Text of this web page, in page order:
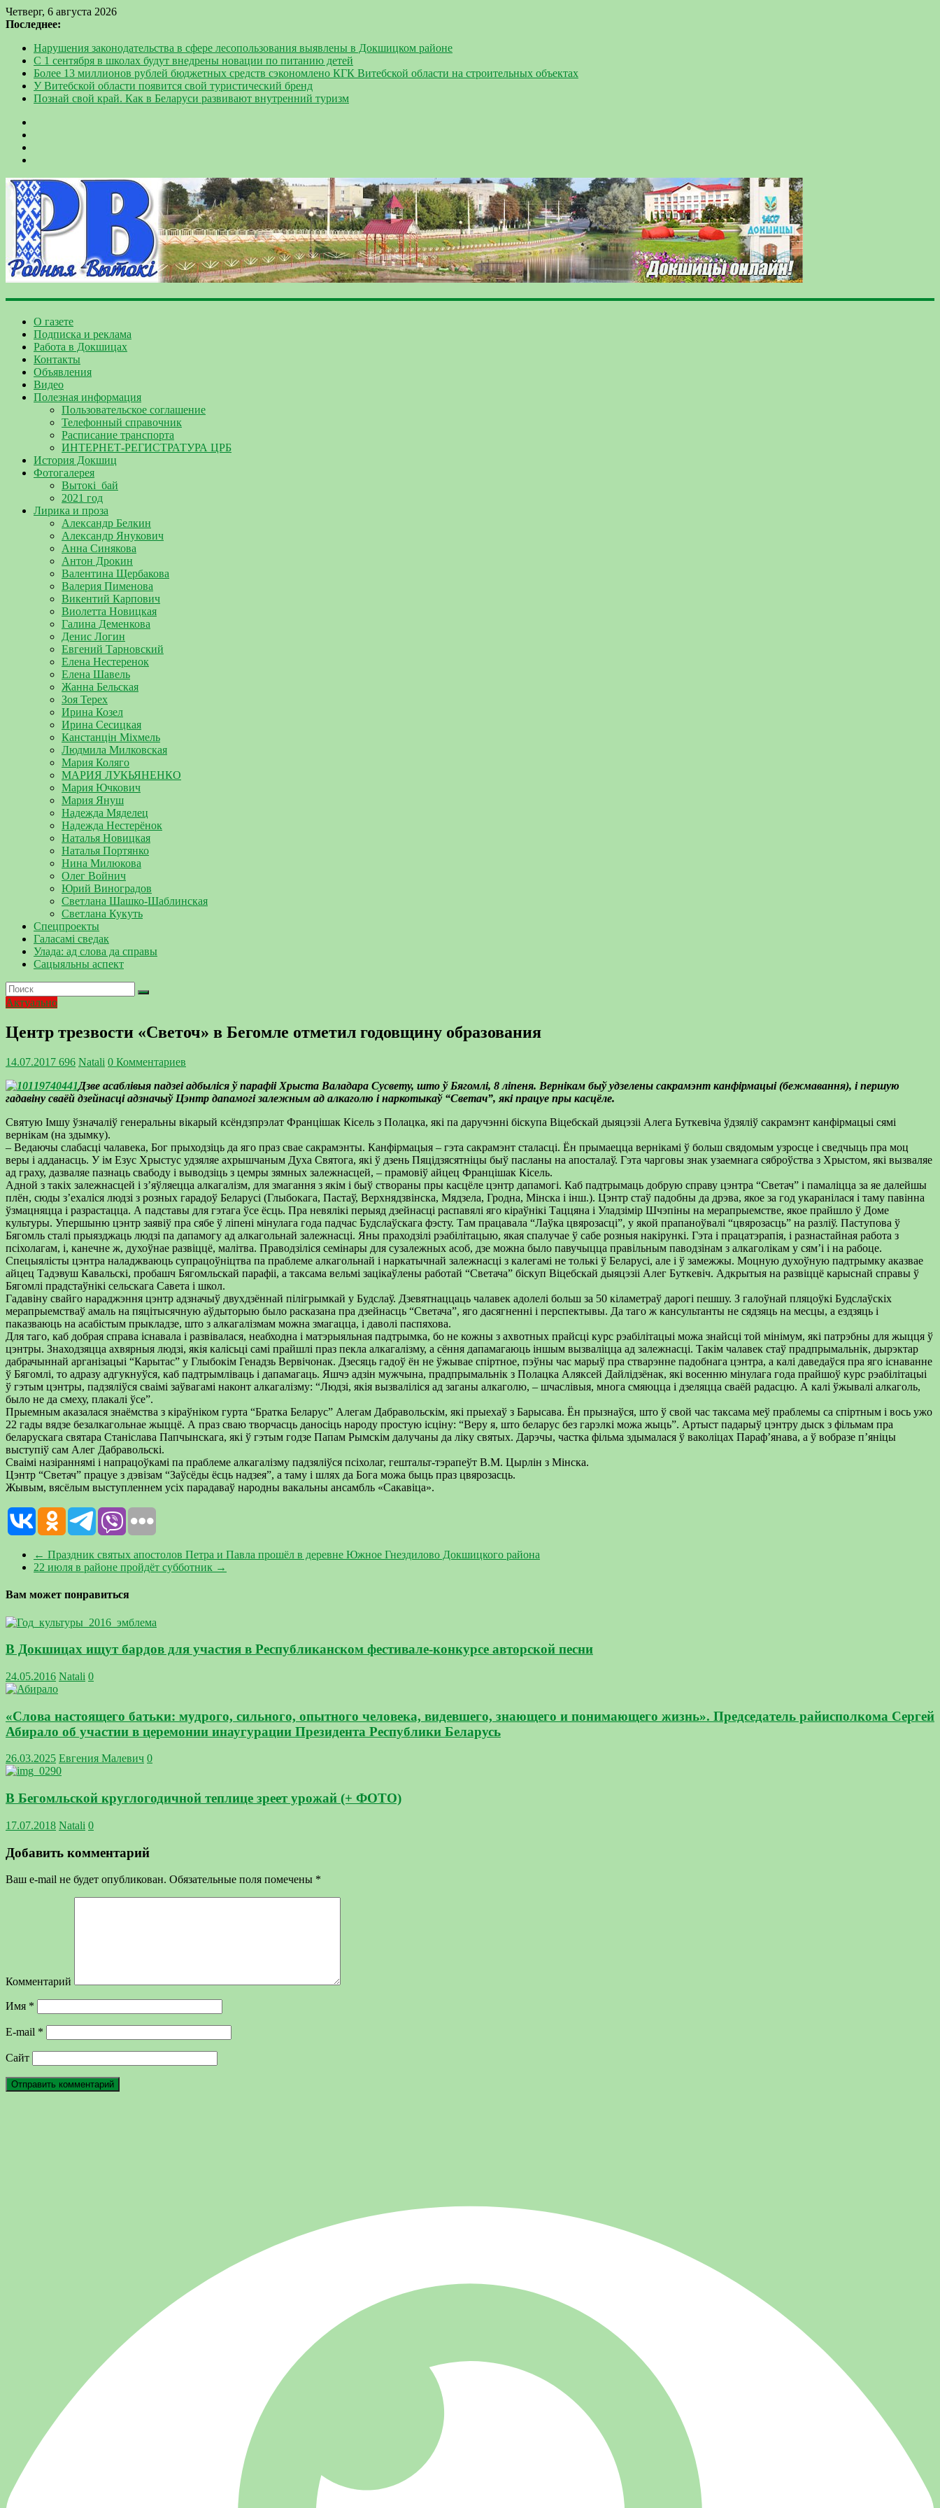
Четверг, 6 августа 2026
Последнее:
Нарушения законодательства в сфере лесопользования выявлены в Докшицком районе
С 1 сентября в школах будут внедрены новации по питанию детей
Более 13 миллионов рублей бюджетных средств сэкономлено КГК Витебской области на строительных объектах
У Витебской области появится свой туристический бренд
Познай свой край. Как в Беларуси развивают внутренний туризм
О газете
Подписка и реклама
Работа в Докшицах
Контакты
Объявления
Видео
Полезная информация
Пользовательское соглашение
Телефонный справочник
Расписание транспорта
ИНТЕРНЕТ-РЕГИСТРАТУРА ЦРБ
История Докшиц
Фотогалерея
Вытокі_бай
2021 год
Лирика и проза
Александр Белкин
Александр Янукович
Анна Синякова
Антон Дрокин
Валентина Щербакова
Валерия Пименова
Викентий Карпович
Виолетта Новицкая
Галина Деменкова
Денис Логин
Евгений Тарновский
Елена Нестеренок
Елена Шавель
Жанна Бельская
Зоя Терех
Ирина Козел
Ирина Сесицкая
Канстанцін Міхмель
Людмила Милковская
Мария Коляго
МАРИЯ ЛУКЬЯНЕНКО
Мария Ючкович
Мария Януш
Надежда Мяделец
Надежда Нестерёнок
Наталья Новицкая
Наталья Портянко
Нина Милюкова
Олег Войнич
Юрий Виноградов
Светлана Шашко-Шаблинская
Светлана Кукуть
Спецпроекты
Галасамі сведак
Улада: ад слова да справы
Сацыяльны аспект
Актуально
Центр трезвости «Светоч» в Бегомле отметил годовщину образования
14.07.2017 696 Natali 0 Комментариев
Дзве асаблівыя падзеі адбыліся ў парафіі Хрыста Валадара Сусвету, што ў Бягомлі, 8 ліпеня. Вернікам быў удзелены сакрамэнт канфірмацыі (бежмавання), і першую
гадавіну сваёй дзейнасці адзначыў Цэнтр дапамогі залежным ад алкаголю і наркотыкаў “Светач”, які працуе пры касцёле.
Святую Імшу ўзначаліў генеральны вікарый ксёндз­прэлат Францішак Кісель з Полацка, які па даручэнні біскупа Віцебскай дыяцэзіі Алега Буткевіча ўдзяліў сакрамэнт канфірмацыі сямі
вернікам (на здымку).
– Ведаючы слабасці чалавека, Бог прыходзіць да яго праз свае сакрамэнты. Канфірмацыя – гэта сакрамэнт сталасці. Ён прымаецца вернікамі ў больш свядомым узросце і сведчыць пра моц
веры і адданасць. У ім Езус Хрыстус удзяляе ахрышчаным Духа Святога, які ў дзень Пяцідзясятніцы быў пасланы на апосталаў. Гэта чарговы знак узаемнага сяброўства з Хрыстом, які вызваляе
ад граху, дазваляе пазнаць свабоду і выводзіць з цемры зямных залежнасцей, – прамовіў айцец Францішак Кісель.
Адной з такіх залежнасцей і з’яўляецца алкагалізм, для змагання з якім і быў створаны пры касцёле цэнтр дапамогі. Каб падтрымаць добрую справу цэнтра “Светач” і памаліцца за яе далейшы
плён, сюды з’ехаліся людзі з розных гарадоў Беларусі (Глыбокага, Пастаў, Верхнядзвінска, Мядзела, Гродна, Мінска і інш.). Цэнтр стаў падобны да дрэва, якое за год укаранілася і таму павінна
ўзмацняцца і разрастацца. А падставы для гэтага ўсе ёсць. Пра невялікі перыяд дзейнасці распавялі яго кіраўнікі Таццяна і Уладзімір Шчэпіны на мерапрыемстве, якое прайшло ў Доме
культуры. Упершыню цэнтр заявіў пра сябе ў ліпені мінулага года падчас Будслаўскага фэсту. Там працавала “Лаўка цвярозасці”, у якой прапаноўвалі “цвярозасць” на разліў. Паступова ў
Бягомль сталі прыязджаць людзі па дапамогу ад алкагольнай залежнасці. Яны праходзілі рэабілітацыю, якая спалучае ў сабе розныя накірункі. Гэта і працатэрапія, і разнастайная работа з
псіхолагам, і, канечне ж, духоўнае развіццё, малітва. Праводзіліся семінары для сузалежных асоб, дзе можна было павучыцца правільным паводзінам з алкаголікам у сям’і і на рабоце.
Спецыялісты цэнтра наладжваюць супрацоўніцтва па праблеме алкагольнай і наркатычнай залежнасці з калегамі не толькі ў Беларусі, але і ў замежжы. Моцную духоўную падтрымку аказвае
айцец Тадэвуш Кавальскі, пробашч Бягомльскай парафіі, а таксама вельмі зацікаўлены работай “Светача” біскуп Віцебскай дыяцэзіі Алег Буткевіч. Адкрытыя на развіццё карыснай справы ў
Бягомлі прадстаўнікі сельскага Савета і школ.
Гадавіну свайго нараджэння цэнтр адзначыў двухдзённай пілігрымкай у Будслаў. Дзевятнаццаць чалавек адолелі больш за 50 кіламетраў дарогі пешшу. З галоўнай пляцоўкі Будслаўскіх
мерапрыемстваў амаль на пяцітысячную аўдыторыю было расказана пра дзейнасць “Светача”, яго дасягненні і перспектывы. Да таго ж кансультанты не сядзяць на месцы, а ездзяць і
паказваюць на асабістым прыкладзе, што з алкагалізмам можна змагацца, і даволі паспяхова.
Для таго, каб добрая справа існавала і развівалася, неабходна і матэрыяльная падтрымка, бо не кожны з ахвотных прайсці курс рэабілітацыі можа знайсці той мінімум, які патрэбны для жыцця ў
цэнтры. Знаходзяцца ахвярныя людзі, якія калісьці самі прайшлі праз пекла алкагалізму, а сёння дапамагаюць іншым вызваліцца ад залежнасці. Такім чалавек стаў прадпрымальнік, дырэктар
дабрачыннай арганізацыі “Карытас” у Глыбокім Генадзь Вервічонак. Дзесяць гадоў ён не ўжывае спіртное, пэўны час марыў пра стварэнне падобнага цэнтра, а калі даведаўся пра яго існаванне
ў Бягомлі, то адразу адгукнуўся, каб падтрымліваць і дапамагаць. Яшчэ адзін мужчына, прадпрымальнік з Полацка Аляксей Дайлідзёнак, які восенню мінулага года прайшоў курс рэабілітацыі
ў гэтым цэнтры, падзяліўся сваімі заўвагамі наконт алкагалізму: “Людзі, якія вызваліліся ад заганы алкаголю, – шчаслівыя, многа смяюцца і дзеляцца сваёй радасцю. А калі ўжывалі алкаголь,
было не да смеху, плакалі ўсе”.
Прыемным аказалася знаёмства з кіраўніком гурта “Братка Беларус” Алегам Дабравольскім, які прыехаў з Барысава. Ён прызнаўся, што ў свой час таксама меў праблемы са спіртным і вось ужо
22 гады вядзе безалкагольнае жыццё. А праз сваю творчасць даносіць народу простую ісціну: “Веру я, што беларус без гарэлкі можа жыць”. Артыст падарыў цэнтру дыск з фільмам пра
беларускага святара Станіслава Папчынскага, які ў гэтым годзе Папам Рымскім далучаны да ліку святых. Дарэчы, частка фільма здымалася ў ваколіцах Параф’янава, а ў вобразе п’яніцы
выступіў сам Алег Дабравольскі.
Сваімі назіраннямі і напрацоўкамі па праблеме алкагалізму падзяліўся псіхолаг, гештальт-тэрапеўт В.М. Цыр­лін з Мінска.
Цэнтр “Светач” працуе з дэвізам “Заўсёды ёсць надзея”, а таму і шлях да Бога можа быць праз цвярозасць.
Жывым, вясёлым выступленнем усіх парадаваў народны вакальны ансамбль «Сакавіца».
← Праздник святых апостолов Петра и Павла прошёл в деревне Южное Гнездилово Докшицкого района
22 июля в районе пройдёт субботник →
Вам может понравиться
В Докшицах ищут бардов для участия в Республиканском фестивале-конкурсе авторской песни
24.05.2016 Natali 0
«Слова настоящего батьки: мудрого, сильного, опытного человека, видевшего, знающего и понимающего жизнь». Председатель райисполкома Сергей
Абирало об участии в церемонии инаугурации Президента Республики Беларусь
26.03.2025 Евгения Малевич 0
В Бегомльской круглогодичной теплице зреет урожай (+ ФОТО)
17.07.2018 Natali 0
Добавить комментарий
Ваш e-mail не будет опубликован. Обязательные поля помечены *
Комментарий
Имя *
E-mail *
Сайт